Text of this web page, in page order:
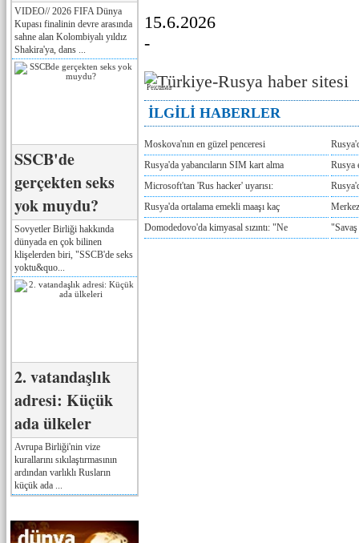
VIDEO// 2026 FIFA Dünya
Kupası finalinin devre arasında
sahne alan Kolombiyalı yıldız
Shakira'ya, dans ...
SSCB'de
gerçekten seks
yok muydu?
Sovyetler Birliği hakkında
dünyada en çok bilinen
klişelerden biri, "SSCB'de seks
yoktu&quo...
2. vatandaşlık
adresi: Küçük
ada ülkeler
Avrupa Birliği'nin vize
kurallarını sıkılaştırmasının
ardından varlıklı Rusların
küçük ada ...
15.6.2026
-
Реклама
İLGİLİ HABERLER
Moskova'nın en güzel penceresi
Rusya'da yabancıların SIM kart alma
Rusya
Microsoft'tan 'Rus hacker' uyarısı:
Rusya'da ortalama emekli maaşı kaç
Domodedovo'da kimyasal sızıntı: "Ne